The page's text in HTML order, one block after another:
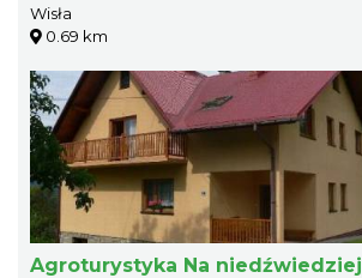
Wisła
0.69 km
Agroturystyka Na niedźwiedziej